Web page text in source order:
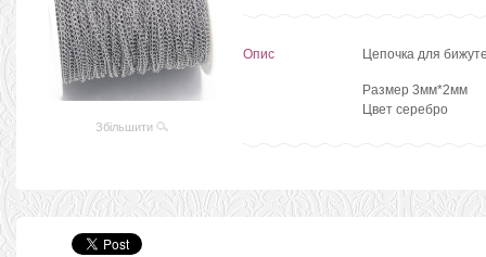
Збільшити
Опис Цепочка для
Размер 3мм*2мм
Цвет серебро